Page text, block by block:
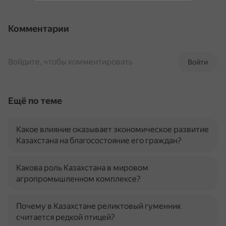
Комментарии
Войти
Войдите, чтобы комментировать
Ещё по теме
Какое влияние оказывает экономическое развитие
Казахстана на благосостояние его граждан?
Какова роль Казахстана в мировом
агропромышленном комплексе?
Почему в Казахстане реликтовый гуменник
считается редкой птицей?